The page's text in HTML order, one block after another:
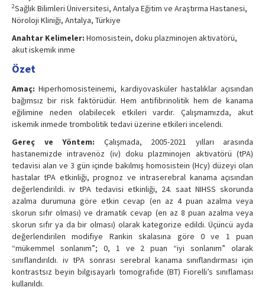
2Sağlık Bilimleri Üniversitesi, Antalya Eğitim ve Araştırma Hastanesi,
Nöroloji Kliniği, Antalya, Türkiye
Anahtar Kelimeler: Homosistein, doku plazminojen aktivatörü,
akut iskemik inme
Özet
Amaç: Hiperhomosisteinemi, kardiyovasküler hastalıklar açısından
bağımsız bir risk faktörüdür. Hem antifibrinolitik hem de kanama
eğilimine neden olabilecek etkileri vardır. Çalışmamızda, akut
iskemik inmede trombolitik tedavi üzerine etkileri incelendi.
Gereç ve Yöntem: Çalışmada, 2005-2021 yılları arasında
hastanemizde intravenöz (iv) doku plazminojen aktivatörü (tPA)
tedavisi alan ve 3 gün içinde bakılmış homosistein (Hcy) düzeyi olan
hastalar tPA etkinliği, prognoz ve intraserebral kanama açısından
değerlendirildi. iv tPA tedavisi etkinliği, 24. saat NIHSS skorunda
azalma durumuna göre etkin cevap (en az 4 puan azalma veya
skorun sıfır olması) ve dramatik cevap (en az 8 puan azalma veya
skorun sıfır ya da bir olması) olarak kategorize edildi. Üçüncü ayda
değerlendirilen modifiye Rankin skalasına göre 0 ve 1 puan
“mükemmel sonlanım”; 0, 1 ve 2 puan “iyi sonlanım” olarak
sınıflandırıldı. iv tPA sonrası serebral kanama sınıflandırması için
kontrastsız beyin bilgisayarlı tomografide (BT) Fiorelli’s sınıflaması
kullanıldı.